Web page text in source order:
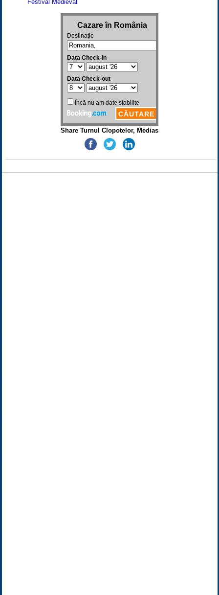
Festival Medieval
Share Turnul Clopotelor, Medias